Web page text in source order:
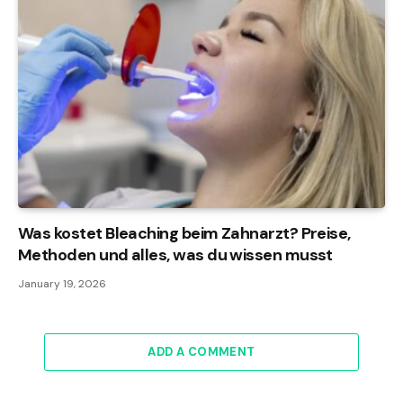
Was kostet Bleaching beim Zahnarzt? Preise,
Methoden und alles, was du wissen musst
January 19, 2026
ADD A COMMENT